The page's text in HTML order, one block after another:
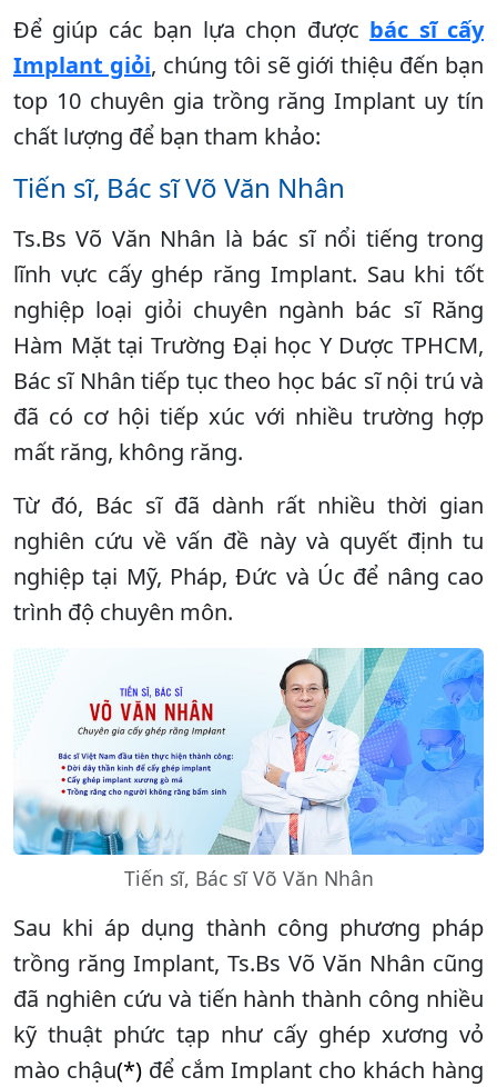
Để giúp các bạn lựa chọn được bác sĩ cấy
Implant giỏi, chúng tôi sẽ giới thiệu đến bạn
top 10 chuyên gia trồng răng Implant uy tín
chất lượng để bạn tham khảo:
Tiến sĩ, Bác sĩ Võ Văn Nhân
Ts.Bs Võ Văn Nhân là bác sĩ nổi tiếng trong
lĩnh vực cấy ghép răng Implant. Sau khi tốt
nghiệp loại giỏi chuyên ngành bác sĩ Răng
Hàm Mặt tại Trường Đại học Y Dược TPHCM,
Bác sĩ Nhân tiếp tục theo học bác sĩ nội trú và
đã có cơ hội tiếp xúc với nhiều trường hợp
mất răng, không răng.
Từ đó, Bác sĩ đã dành rất nhiều thời gian
nghiên cứu về vấn đề này và quyết định tu
nghiệp tại Mỹ, Pháp, Đức và Úc để nâng cao
trình độ chuyên môn.
Tiến sĩ, Bác sĩ Võ Văn Nhân
Sau khi áp dụng thành công phương pháp
trồng răng Implant, Ts.Bs Võ Văn Nhân cũng
đã nghiên cứu và tiến hành thành công nhiều
kỹ thuật phức tạp như cấy ghép xương vỏ
mào chậu(*) để cắm Implant cho khách hàng